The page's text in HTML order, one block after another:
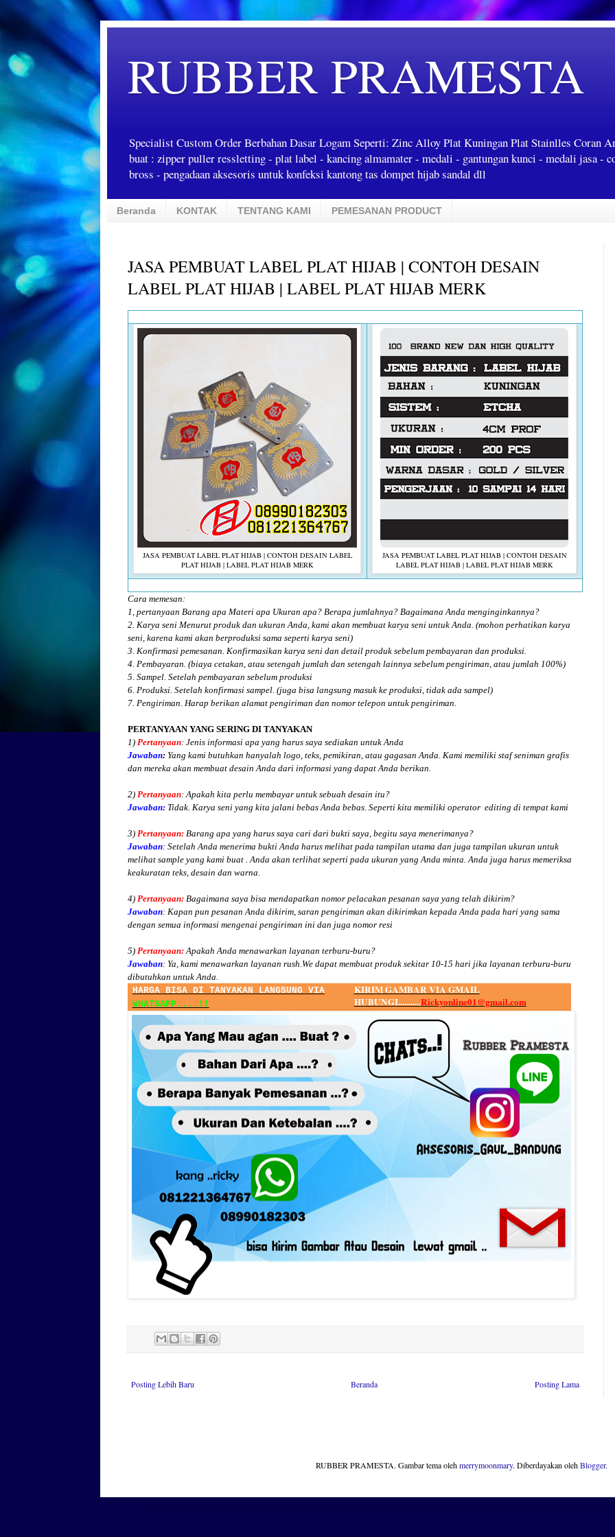
RUBBER PRAMESTA
Specialist Custom Order Berbahan Dasar Logam Seperti: Zinc Alloy Plat Kuningan Plat Stainlles Coran
buat : zipper puller ressletting - plat label - kancing almamater - medali - gantungan kunci - medali jasa -
bross - pengadaan aksesoris untuk konfeksi kantong tas dompet hijab sandal dll
Beranda KONTAK TENTANG KAMI PEMESANAN PRODUCT
JASA PEMBUAT LABEL PLAT HIJAB | CONTOH DESAIN
LABEL PLAT HIJAB | LABEL PLAT HIJAB MERK
JASA PEMBUAT LABEL PLAT HIJAB | CONTOH DESAIN LABEL
PLAT HIJAB | LABEL PLAT HIJAB MERK
JASA PEMBUAT LABEL PLAT HIJAB | CONTOH DESAIN
LABEL PLAT HIJAB | LABEL PLAT HIJAB MERK
Cara memesan:
1, pertanyaan Barang apa Materi apa Ukuran apa? Berapa jumlahnya? Bagaimana Anda menginginkannya?
2. Karya seni Menurut produk dan ukuran Anda, kami akan membuat karya seni untuk Anda. (mohon perhatikan karya
seni, karena kami akan berproduksi sama seperti karya seni)
3. Konfirmasi pemesanan. Konfirmasikan karya seni dan detail produk sebelum pembayaran dan produksi.
4. Pembayaran. (biaya cetakan, atau setengah jumlah dan setengah lainnya sebelum pengiriman, atau jumlah 100%)
5. Sampel. Setelah pembayaran sebelum produksi
6. Produksi. Setelah konfirmasi sampel. (juga bisa langsung masuk ke produksi, tidak ada sampel)
7. Pengiriman. Harap berikan alamat pengiriman dan nomor telepon untuk pengiriman.
PERTANYAAN YANG SERING DI TANYAKAN
1) Pertanyaan: Jenis informasi apa yang harus saya sediakan untuk Anda
Jawaban:Yang kami butuhkan hanyalah logo, teks, pemikiran, atau gagasan Anda. Kami memiliki staf seniman grafis
dan mereka akan membuat desain Anda dari informasi yang dapat Anda berikan.
2) Pertanyaan: Apakah kita perlu membayar untuk sebuah desain itu?
Jawaban:Tidak. Karya seni yang kita jalani bebas Anda bebas. Seperti kita memiliki operator editing di tempat kami
3) Pertanyaan:Barang apa yang harus saya cari dari bukti saya, begitu saya menerimanya?
Jawaban: Setelah Anda menerima bukti Anda harus melihat pada tampilan utama dan juga tampilan ukuran untuk
melihat sample yang kami buat . Anda akan terlihat seperti pada ukuran yang Anda minta. Anda juga harus memeriksa
keakuratan teks, desain dan warna.
4) Pertanyaan:Bagaimana saya bisa mendapatkan nomor pelacakan pesanan saya yang telah dikirim?
Jawaban: Kapan pun pesanan Anda dikirim, saran pengiriman akan dikirimkan kepada Anda pada hari yang sama
dengan semua informasi mengenai pengiriman ini dan juga nomor resi
5) Pertanyaan:Apakah Anda menawarkan layanan terburu-buru?
Jawaban: Ya, kami menawarkan layanan rush.We dapat membuat produk sekitar 10-15 hari jika layanan terburu-buru
dibutuhkan untuk Anda.
HARGA BISA DI TANYAKAN LANGSUNG VIA
WHATSAPP....!!
KIRIM GAMBAR VIA GMAIL
HUBUNGI...........Rickyonline01@gmail.com
Posting Lebih Baru Posting Lama
Beranda
RUBBER PRAMESTA. Gambar tema olehmerrymoonmary. Diberdayakan olehBlogger.